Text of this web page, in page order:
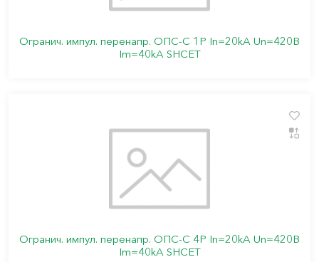
Огранич. импул. перенапр. ОПС-C 1Р In=20kA Un=420B
Im=40kA SHCET
Огранич. импул. перенапр. ОПС-C 4Р In=20kA Un=420B
Im=40kA SHCET